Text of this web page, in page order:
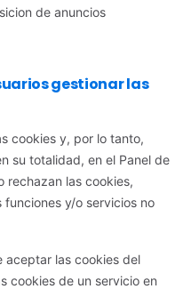
de anuncios
gestionar las
cookies y, por lo tanto,
su totalidad, en el Panel de
rechazan las cookies,
y/o servicios no
aceptar las cookies del
cookies de un servicio en